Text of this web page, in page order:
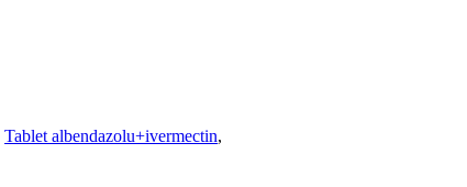
Tablet albendazolu+ivermectin,